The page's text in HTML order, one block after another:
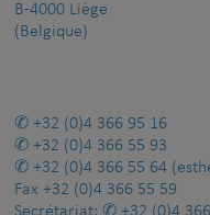
B-4000 Liège
(Belgique)
+32 (0)4 366 95 16
+32 (0)4 366 55 93
+32 (0)4 366 55 64
Fax +32 (0)4 366 55 59